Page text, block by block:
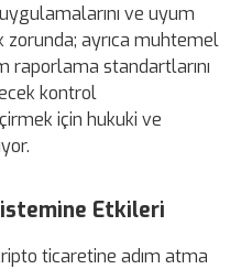
ve uyum
ayrıca muhtemel
raporlama standartlarını
kontrol
için hukuki ve
Etkileri
ticaretine adım atma